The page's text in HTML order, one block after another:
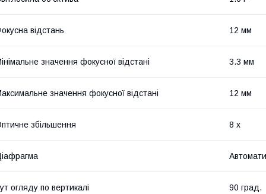
відстань 12 мм
значення фокусної відстані 3.3 мм
значення фокусної відстані 12 мм
збільшення 8 х
огляду по вертикалі 90 град.